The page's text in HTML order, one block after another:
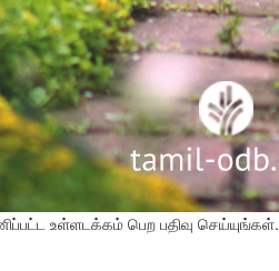
உள்ளடக்கம் பெற பதிவு செய்யுங்கள்.